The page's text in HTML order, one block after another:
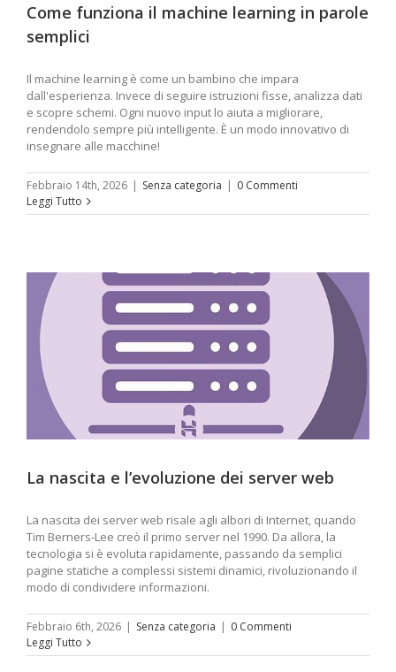
Come funziona il machine learning in parole
semplici
Il machine learning è come un bambino che impara
dall'esperienza. Invece di seguire istruzioni fisse, analizza dati
e scopre schemi. Ogni nuovo input lo aiuta a migliorare,
rendendolo sempre più intelligente. È un modo innovativo di
insegnare alle macchine!
Febbraio 14th, 2026 | Senza categoria | 0 Commenti
Leggi Tutto
La nascita e l’evoluzione dei server web
La nascita dei server web risale agli albori di Internet, quando
Tim Berners-Lee creò il primo server nel 1990. Da allora, la
tecnologia si è evoluta rapidamente, passando da semplici
pagine statiche a complessi sistemi dinamici, rivoluzionando il
modo di condividere informazioni.
Febbraio 6th, 2026 | Senza categoria | 0 Commenti
Leggi Tutto